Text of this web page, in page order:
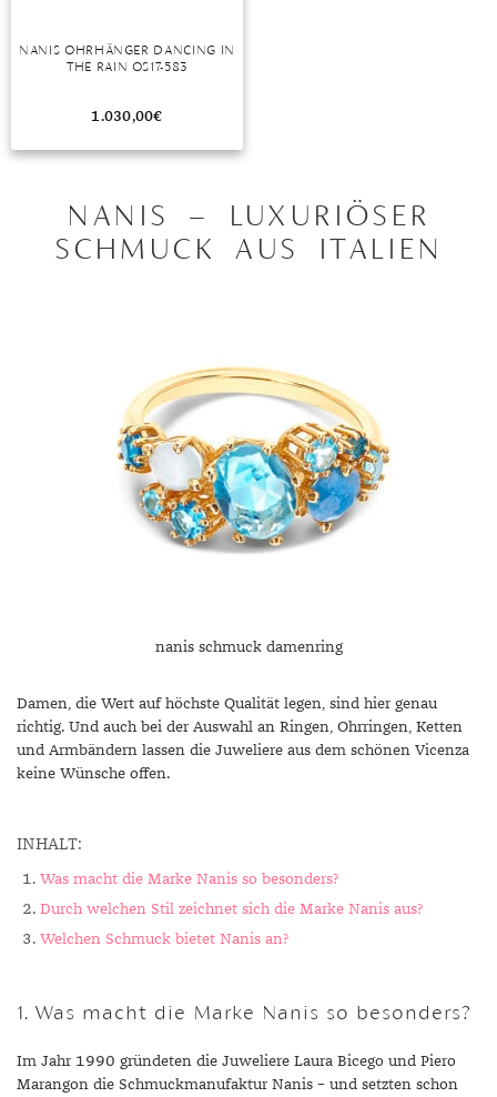
NANIS OHRHÄNGER DANCING IN
THE RAIN OS17-583
1.030,00€
NANIS – LUXURIÖSER
SCHMUCK AUS ITALIEN
nanis schmuck damenring
Damen, die Wert auf höchste Qualität legen, sind hier genau
richtig. Und auch bei der Auswahl an Ringen, Ohrringen, Ketten
und Armbändern lassen die Juweliere aus dem schönen Vicenza
keine Wünsche offen.
INHALT:
Was macht die Marke Nanis so besonders?
Durch welchen Stil zeichnet sich die Marke Nanis aus?
Welchen Schmuck bietet Nanis an?
1. Was macht die Marke Nanis so besonders?
Im Jahr 1990 gründeten die Juweliere Laura Bicego und Piero
Marangon die Schmuckmanufaktur Nanis – und setzten schon